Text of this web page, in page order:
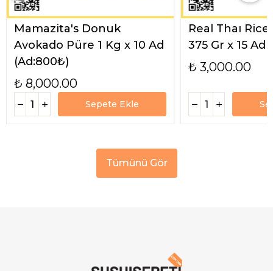
Mamazita's Donuk
Avokado Püre 1 Kg x 10 Ad
(Ad:800₺)
₺ 8,000.00
Sepete Ekle
Real Thaı
375 Gr x 15 Ad
₺ 3,000.00
Tümünü Gör